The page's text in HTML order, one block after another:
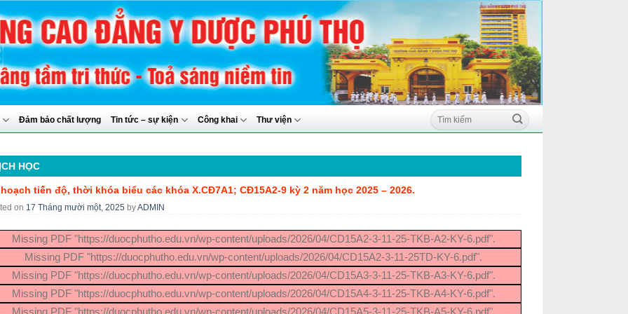
Đảm bảo chất lượng Tin tức – sự kiện Công khai Thư viện
HỌC
hoạch tiến độ, thời khóa biểu các khóa X.CĐ7A1; CĐ15A2-9 kỳ 2 năm học 2025 – 2026.
on 17 Tháng mười một, 2025 byADMIN
Missing PDF "https://duocphutho.edu.vn/wp-content/uploads/2026/04/CD15A2-3-11-25-TKB-A2-KY-6.pdf".
Missing PDF "https://duocphutho.edu.vn/wp-content/uploads/2026/04/CD15A2-3-11-25TD-KY-6.pdf".
Missing PDF "https://duocphutho.edu.vn/wp-content/uploads/2026/04/CD15A3-3-11-25-TKB-A3-KY-6.pdf".
Missing PDF "https://duocphutho.edu.vn/wp-content/uploads/2026/04/CD15A4-3-11-25-TKB-A4-KY-6.pdf".